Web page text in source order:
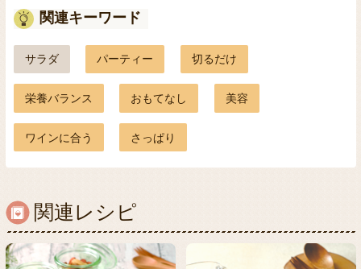
関連キーワード
サラダ パーティー 切るだけ
栄養バランス おもてなし 美容
ワインに合う さっぱり
関連レシピ